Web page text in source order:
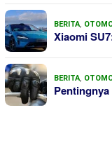
BERITA,
Xiaomi
BERITA,